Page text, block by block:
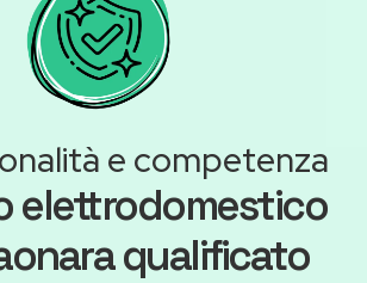
e competenza
elettrodomestico
qualificato